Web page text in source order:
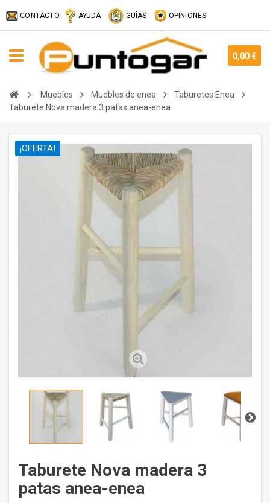
CONTACTO AYUDA GUÍAS OPINIONES
0,00 €
Muebles Muebles de enea
Taburetes Enea
Taburete Nova madera 3 patas anea-enea
¡OFERTA!
Taburete Nova madera 3
patas anea-enea